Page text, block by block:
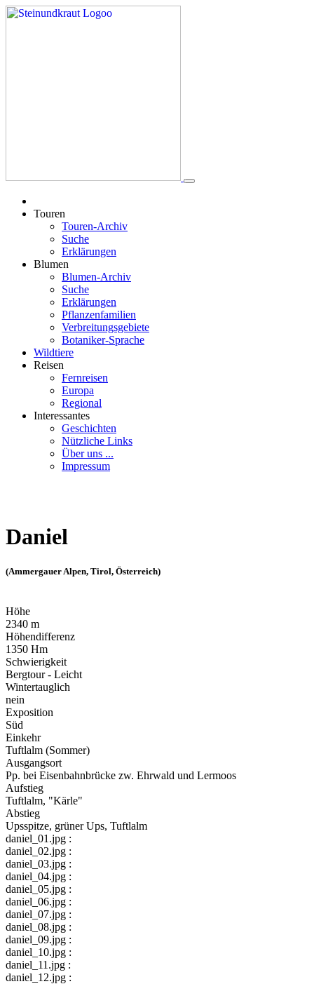
Touren
Touren-Archiv
Suche
Erklärungen
Blumen
Blumen-Archiv
Suche
Erklärungen
Pflanzenfamilien
Verbreitungsgebiete
Botaniker-Sprache
Wildtiere
Reisen
Fernreisen
Europa
Regional
Interessantes
Geschichten
Nützliche Links
Über uns ...
Impressum
Daniel
(Ammergauer Alpen, Tirol, Österreich)
Höhe
2340 m
Höhendifferenz
1350 Hm
Schwierigkeit
Bergtour - Leicht
Wintertauglich
nein
Exposition
Süd
Einkehr
Tuftlalm (Sommer)
Ausgangsort
Pp. bei Eisenbahnbrücke zw. Ehrwald und Lermoos
Aufstieg
Tuftlalm, "Kärle"
Abstieg
Upsspitze, grüner Ups, Tuftlalm
daniel_01.jpg :
daniel_02.jpg :
daniel_03.jpg :
daniel_04.jpg :
daniel_05.jpg :
daniel_06.jpg :
daniel_07.jpg :
daniel_08.jpg :
daniel_09.jpg :
daniel_10.jpg :
daniel_11.jpg :
daniel_12.jpg :